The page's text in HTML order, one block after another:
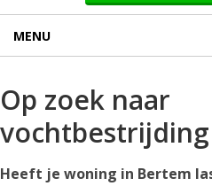
MENU
Op zoek naar
Heeft je woning in Bertem